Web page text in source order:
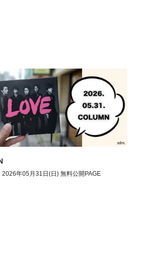
2026年05月31日(日) 無料公開PAGE